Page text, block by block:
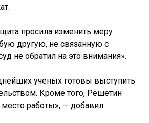
просила изменить меру
другую, не связанную с
не обратил на это внимания».
ученых готовы выступить
Кроме того, Решетин
работы», — добавил